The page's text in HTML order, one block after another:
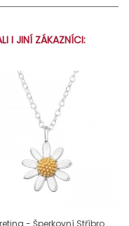
I JINÍ ZÁKAZNÍCI:
Kopretina - Šperkovní Stříbro 925 Náhrdelníky Bez Kamenů A4S46484